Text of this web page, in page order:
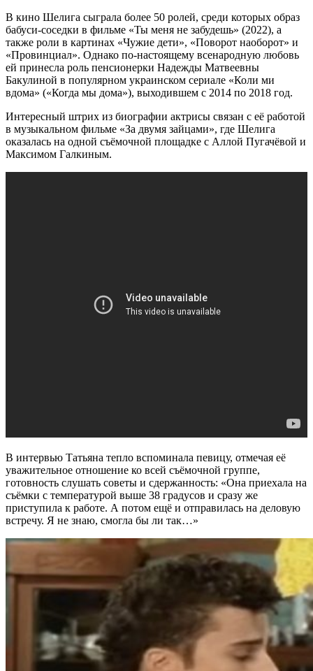
В кино Шелига сыграла более 50 ролей, среди которых образ
бабуси-соседки в фильме «Ты меня не забудешь» (2022), а
также роли в картинах «Чужие дети», «Поворот наоборот» и
«Провинциал». Однако по-настоящему всенародную любовь
ей принесла роль пенсионерки Надежды Матвеевны
Бакулиной в популярном украинском сериале «Коли ми
вдома» («Когда мы дома»), выходившем с 2014 по 2018 год.
Интересный штрих из биографии актрисы связан с её работой
в музыкальном фильме «За двумя зайцами», где Шелига
оказалась на одной съёмочной площадке с Аллой Пугачёвой и
Максимом Галкиным.
В интервью Татьяна тепло вспоминала певицу, отмечая её
уважительное отношение ко всей съёмочной группе,
готовность слушать советы и сдержанность: «Она приехала на
съёмки с температурой выше 38 градусов и сразу же
приступила к работе. А потом ещё и отправилась на деловую
встречу. Я не знаю, смогла бы ли так…»